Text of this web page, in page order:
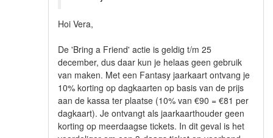
Hoi Vera,
De 'Bring a Friend' actie is geldig t/m 25
december, dus daar kun je helaas geen gebruik
van maken. Met een Fantasy jaarkaart ontvang je
10% korting op dagkaarten op basis van de prijs
aan de kassa ter plaatse (10% van €90 = €81 per
dagkaart). Je ontvangt als jaarkaarthouder geen
korting op meerdaagse tickets. In dit geval is het